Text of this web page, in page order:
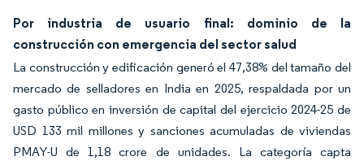
Por industria de usuario final: dominio de la
construcción con emergencia del sector salud
La construcción y edificación generó el 47,38% del tamaño del
mercado de selladores en India en 2025, respaldada por un
gasto público en inversión de capital del ejercicio 2024-25 de
USD 133 mil millones y sanciones acumuladas de viviendas
PMAY-U de 1,18 crore de unidades. La categoría capta